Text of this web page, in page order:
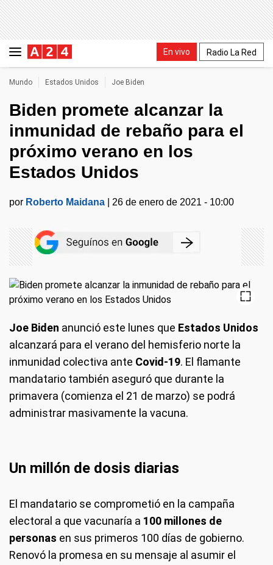
En vivo Radio La Red
Mundo Estados Unidos Joe Biden
Biden promete alcanzar la
inmunidad de rebaño para el
próximo verano en los
Estados Unidos
por Roberto Maidana 26 de enero de 2021 - 10:00
Joe Biden anunció este lunes que Estados Unidos
alcanzará para el verano del hemisferio norte la
inmunidad colectiva ante Covid-19. El flamante
mandatario también aseguró que durante la
primavera (comienza el 21 de marzo) se podrá
administrar masivamente la vacuna.
Un millón de dosis diarias
El mandatario se comprometió en la campaña
electoral a que vacunaría a 100 millones de
personas en sus primeros 100 días de gobierno.
Renovó la promesa en su mensaje al asumir el